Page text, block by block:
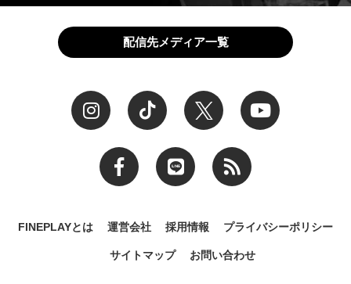
配信先メディア一覧
FINEPLAYとは 運営会社 採用情報 プライバシーポリシー
サイトマップ お問い合わせ